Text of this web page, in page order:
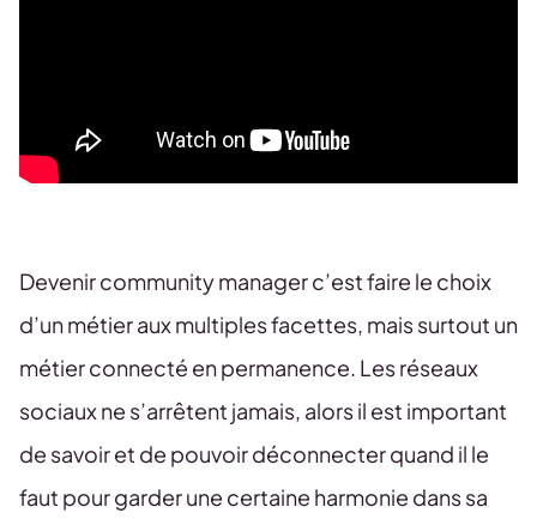
Devenir community manager c’est faire le choix
d’un métier aux multiples facettes, mais surtout un
métier connecté en permanence. Les réseaux
sociaux ne s’arrêtent jamais, alors il est important
de savoir et de pouvoir déconnecter quand il le
faut pour garder une certaine harmonie dans sa